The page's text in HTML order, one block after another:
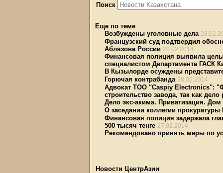
Поиск
Еще по теме
Возбуждены уголовные дела
Французский суд подтвердил
Аблязова России 28.02.2014
Финансовая полиция выявила
специалистом Департамента ГАСК
В Кызылорде осуждены
Горючая контрабанда 28.02.2014
Адвокат ТОО "Caspiy Electronics":
строительство завода, так как
Дело экс-акима. Приватизация. Дом
О заседании коллегии
Финансовая полиция задержала
500 тысяч тенге 27.02.2014
Рекомендовано принять меры по
Новости ЦентрАзии